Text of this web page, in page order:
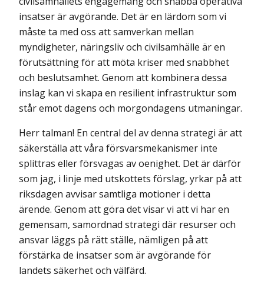
insatser är avgörande. Det är en lärdom som vi
måste ta med oss att samverkan mellan
myndigheter, näringsliv och civilsamhälle är en
förutsättning för att möta kriser med snabbhet
och beslutsamhet. Genom att kombinera dessa
inslag kan vi skapa en resilient infrastruktur som
står emot dagens och morgondagens utmaningar.
Herr talman! En central del av denna strategi är att
säkerställa att våra försvarsmekanismer inte
splittras eller försvagas av oenighet. Det är därför
som jag, i linje med utskottets förslag, yrkar på att
riksdagen avvisar samtliga motioner i detta
ärende. Genom att göra det visar vi att vi har en
gemensam, samordnad strategi där resurser och
ansvar läggs på rätt ställe, nämligen på att
förstärka de insatser som är avgörande för
landets säkerhet och välfärd.